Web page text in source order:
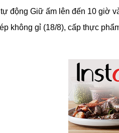
động Giữ ấm lên đến 10 giờ
không gỉ (18/8), cấp thực